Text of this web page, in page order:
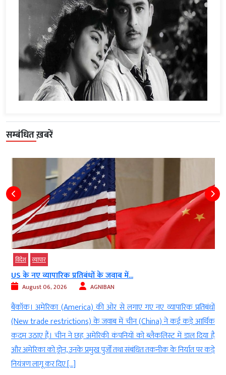
सम्बंधित ख़बरें
विदेश व्‍यापार
US के नए व्यापारिक प्रतिबंधों के जवाब में...
August 06, 2026 AGNIBAN
बैंकॉक। अमेरिका (America) की ओर से लगाए गए नए व्यापारिक प्रतिबंधों
(New trade restrictions) के जवाब में चीन (China) ने कई कड़े आर्थिक
कदम उठाए हैं। चीन ने छह अमेरिकी कंपनियों को ब्लैकलिस्ट में डाल दिया है
और अमेरिका को ड्रोन, उनके प्रमुख पुर्जों तथा संबंधित तकनीक के निर्यात पर कड़े
नियंत्रण लागू कर दिए […]